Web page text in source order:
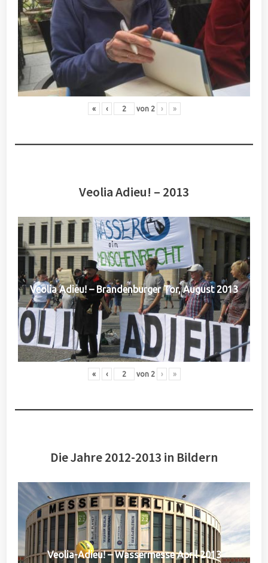
« ‹ von 2 › »
Veolia Adieu! – 2013
Veolia Adieu! – Brandenburger Tor, August 2013
« ‹ von 2 › »
Die Jahre 2012-2013 in Bildern
Veolia-Adieu! – Wassermesse April 2013